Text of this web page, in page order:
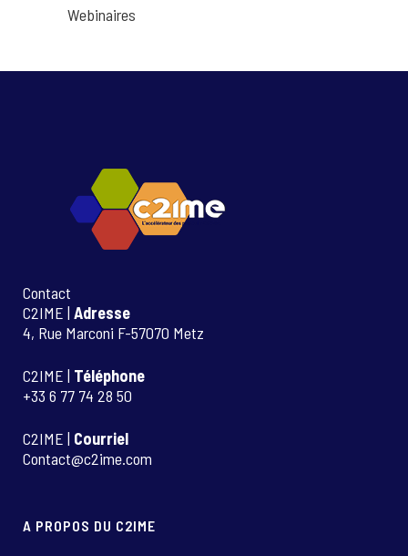
Webinaires
Contact
C2IME | Adresse
4, Rue Marconi F-57070 Metz
C2IME | Téléphone
+33 6 77 74 28 50
C2IME | Courriel
Contact@c2ime.com
A PROPOS DU C2IME